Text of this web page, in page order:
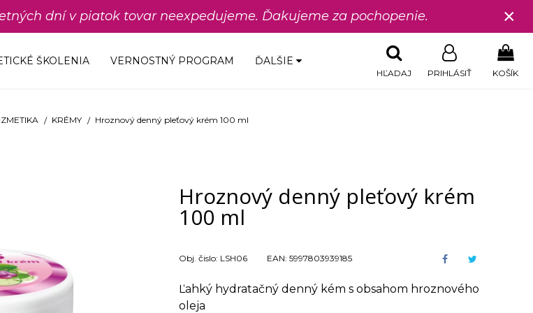
dní v piatok tovar neexpedujeme. Ďakujeme za pochopenie. ×
ŠKOLENIA VERNOSTNÝ PROGRAM ĎALŠIE
KOŠÍK
PRIHLÁSIŤ
HĽADAJ
KRÉMY Hroznový denný pleťový krém 100 ml
Hroznový denný pleťový krém
100 ml
Obj. čislo: LSH06 EAN: 5997803939185
Ľahký hydratačný denný kém s obsahom hroznového
oleja